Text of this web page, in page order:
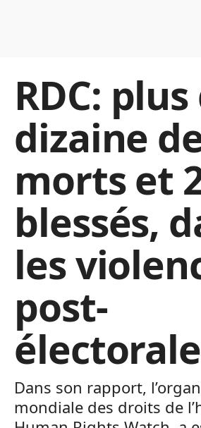
RDC: plus
dizaine
morts et
blessés,
les
post-
Dans son rapport,
mondiale des droits de